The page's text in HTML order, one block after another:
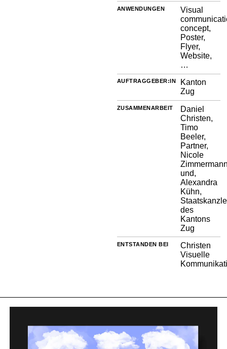
ANWENDUNGEN
Visual
concept,
Poster,
Flyer,
Website,
…
AUFTRAGGEBER:IN
Kanton
Zug
ZUSAMMENARBEIT
Daniel
Christen,
Timo
Beeler,
Partner,
Nicole
und,
Alexandra
Kühn,
des
Kantons
Zug
ENTSTANDEN BEI
Christen
Visuelle